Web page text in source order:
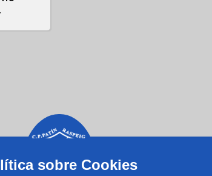
sobre Cookies